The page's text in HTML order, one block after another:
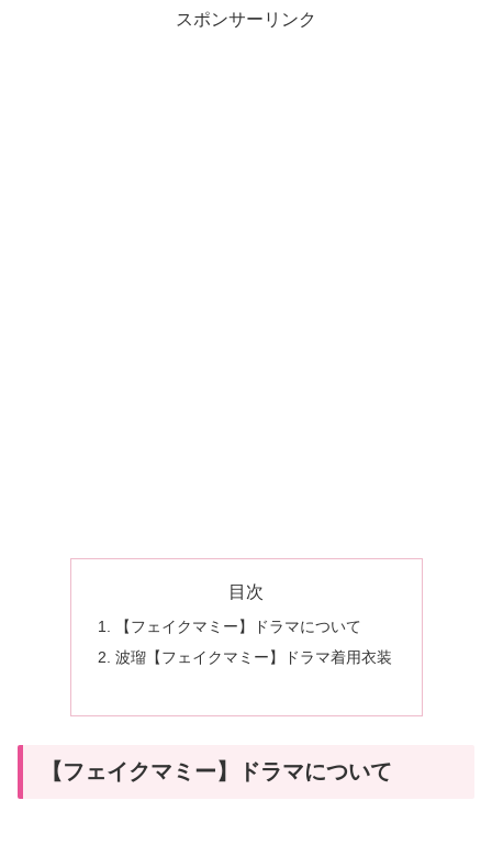
スポンサーリンク
目次
【フェイクマミー】ドラマについて
波瑠【フェイクマミー】ドラマ着用衣装
【フェイクマミー】ドラマについて